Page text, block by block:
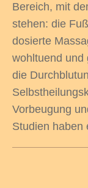
Bereich, mit
stehen: die
dosierte
wohltuend und
die
Vorbeugung
Studien haben